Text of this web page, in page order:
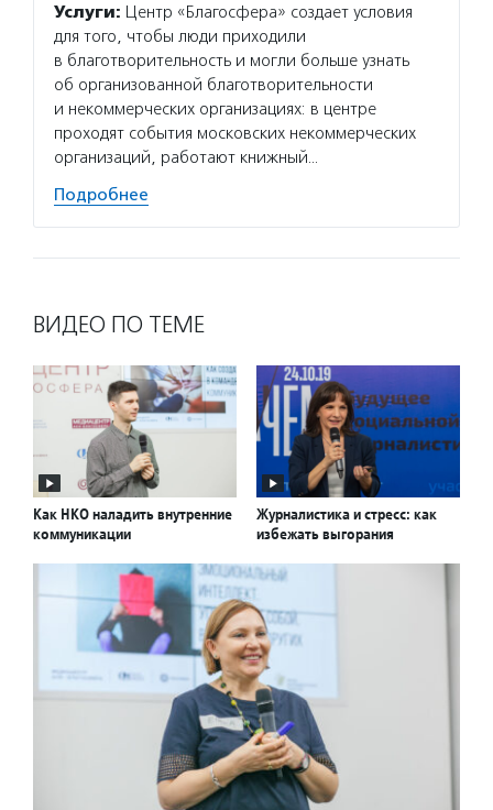
Услуги: Центр «Благосфера» создает условия
для того, чтобы люди приходили
в благотворительность и могли больше узнать
об организованной благотворительности
и некоммерческих организациях: в центре
проходят события московских некоммерческих
организаций, работают книжный…
Подробнее
ВИДЕО ПО ТЕМЕ
Как НКО наладить внутренние
коммуникации
Журналистика и стресс: как
избежать выгорания